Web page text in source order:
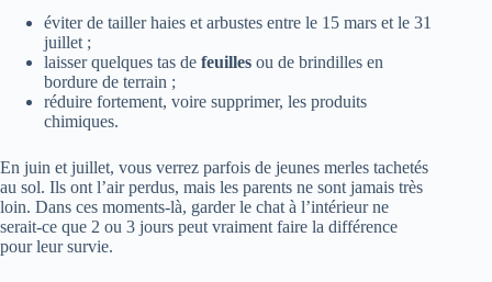
éviter de tailler haies et arbustes entre le 15 mars et le 31
juillet ;
laisser quelques tas de feuilles ou de brindilles en
bordure de terrain ;
réduire fortement, voire supprimer, les produits
chimiques.
En juin et juillet, vous verrez parfois de jeunes merles tachetés
au sol. Ils ont l’air perdus, mais les parents ne sont jamais très
loin. Dans ces moments-là, garder le chat à l’intérieur ne
serait-ce que 2 ou 3 jours peut vraiment faire la différence
pour leur survie.